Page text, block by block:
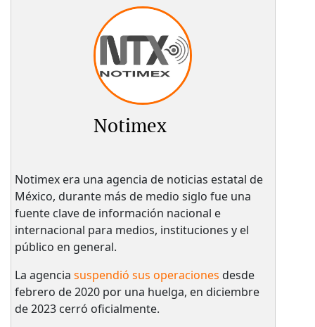
Notimex
Notimex era una agencia de noticias estatal de
México, durante más de medio siglo fue una
fuente clave de información nacional e
internacional para medios, instituciones y el
público en general.
La agencia suspendió sus operaciones desde
febrero de 2020 por una huelga, en diciembre
de 2023 cerró oficialmente.